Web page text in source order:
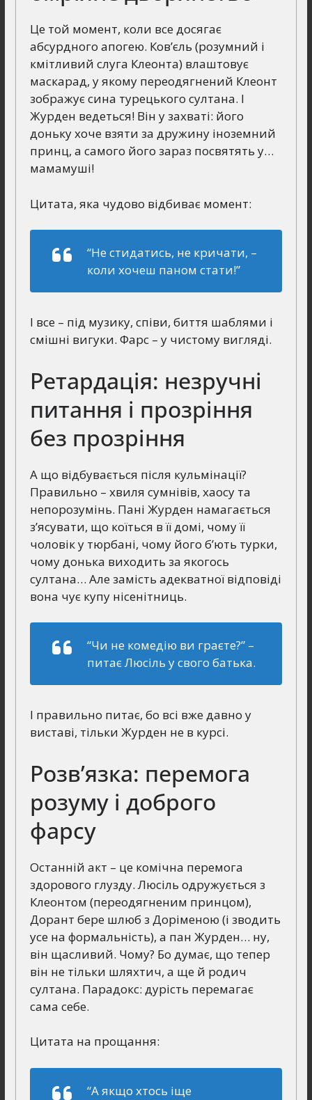
Це той момент, коли все досягає
абсурдного апогею. Ков’єль (розумний і
кмітливий слуга Клеонта) влаштовує
маскарад, у якому переодягнений Клеонт
зображує сина турецького султана. І
Журден ведеться! Він у захваті: його
доньку хоче взяти за дружину іноземний
принц, а самого його зараз посвятять у…
мамамуші!
Цитата, яка чудово відбиває момент:
“Не стидатись, не кричати, –
коли хочеш паном стати!”
І все – під музику, співи, биття шаблями і
смішні вигуки. Фарс – у чистому вигляді.
Ретардація: незручні
питання і прозріння
без прозріння
А що відбувається після кульмінації?
Правильно – хвиля сумнівів, хаосу та
непорозумінь. Пані Журден намагається
з’ясувати, що коїться в її домі, чому її
чоловік у тюрбані, чому його б’ють турки,
чому донька виходить за якогось
султана… Але замість адекватної відповіді
вона чує купу нісенітниць.
“Чи не комедію ви граєте?” –
питає Люсіль у свого батька.
І правильно питає, бо всі вже давно у
виставі, тільки Журден не в курсі.
Розв’язка: перемога
розуму і доброго
фарсу
Останній акт – це комічна перемога
здорового глузду. Люсіль одружується з
Клеонтом (переодягненим принцом),
Дорант бере шлюб з Доріменою (і зводить
усе на формальність), а пан Журден… ну,
він щасливий. Чому? Бо думає, що тепер
він не тільки шляхтич, а ще й родич
султана. Парадокс: дурість перемагає
сама себе.
Цитата на прощання:
“А якщо хтось іще